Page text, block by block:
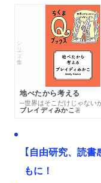
シリーズ・全集
地べたから考える
─世界はそこだけじゃない
ブレイディみかこ著
【自由研究、読
もに！